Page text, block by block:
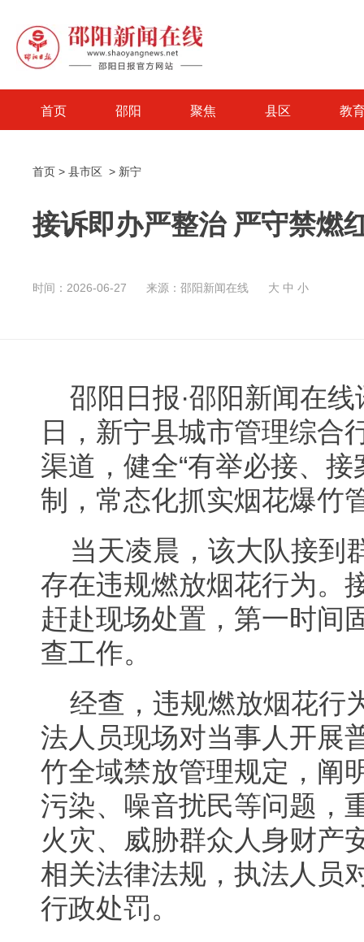
首页 邵阳 聚焦 县区 教
首页 > 县市区 > 新宁
接诉即办严整治 严守禁
时间：2026-06-27 来源：邵阳新闻在线 大 中 小
邵阳日报·邵阳新闻在
日，新宁县城市管理综合
渠道，健全“有举必接、
制，常态化抓实烟花爆竹
当天凌晨，该大队接到
存在违规燃放烟花行为。
赶赴现场处置，第一时间
查工作。
经查，违规燃放烟花行
法人员现场对当事人开展
竹全域禁放管理规定，阐
污染、噪音扰民等问题，
火灾、威胁群众人身财产
相关法律法规，执法人员
行政处罚。